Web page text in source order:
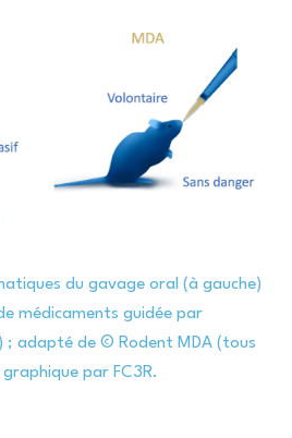
du gavage oral (à gauche)
médicaments guidée par
adapté de © Rodent MDA (tous
par FC3R.